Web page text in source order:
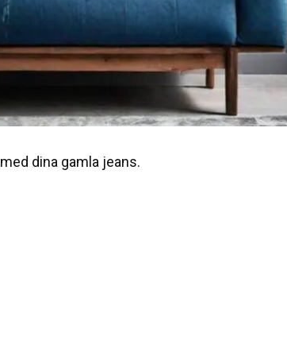
dina gamla jeans.